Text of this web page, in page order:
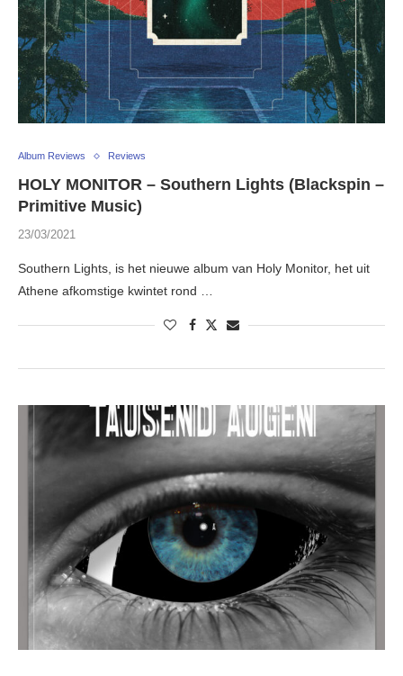
Album Reviews Reviews
HOLY MONITOR – Southern Lights (Blackspin –
Primitive Music)
23/03/2021
Southern Lights, is het nieuwe album van Holy Monitor, het uit
Athene afkomstige kwintet rond …